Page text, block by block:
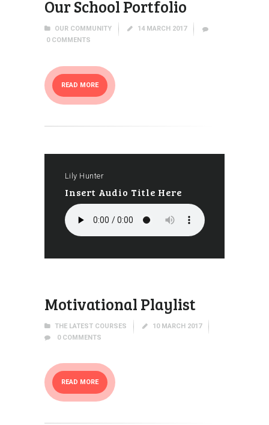
Our School Portfolio
OUR COMMUNITY
14 MARCH 2017
0 COMMENTS
READ MORE
Lily Hunter
Insert Audio Title Here
Motivational Playlist
THE LATEST COURSES
10 MARCH 2017
0 COMMENTS
READ MORE